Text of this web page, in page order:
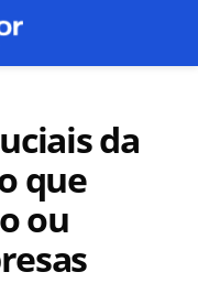
da
que
ou